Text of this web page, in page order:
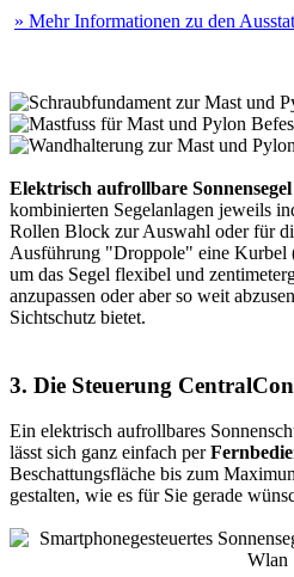
» Mehr Informationen zu den
Elektrisch aufrollbare
kombinierten Segelanlagen jeweils
Rollen Block zur Auswahl oder für
Ausführung "Droppole" eine Kurbel
um das Segel flexibel und
anzupassen oder aber so weit
Sichtschutz bietet.
3. Die Steuerung
Ein elektrisch aufrollbares
lässt sich ganz einfach per
Beschattungsfläche bis zum
gestalten, wie es für Sie gerade